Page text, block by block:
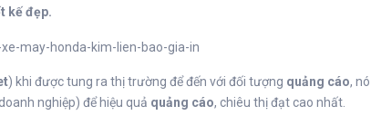
kế đẹp.
) khi được tung ra thị trường để đến với đối tượng quảng cáo,
nghiệp) để hiệu quả quảng cáo, chiêu thị đạt cao nhất.